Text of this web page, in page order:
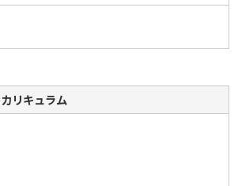
カリキュラム